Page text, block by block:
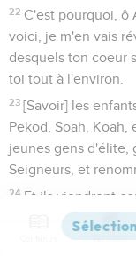
22 C'est pourquoi, ô
voici, je m'en vais
desquels ton coeur
toi tout à l'environ.
23 [Savoir] les
Pekod, Soah, Koah,
jeunes gens d'élite,
Seigneurs, et
24 Et ils viendront
des charrettes, et
emploieront contre
Versions